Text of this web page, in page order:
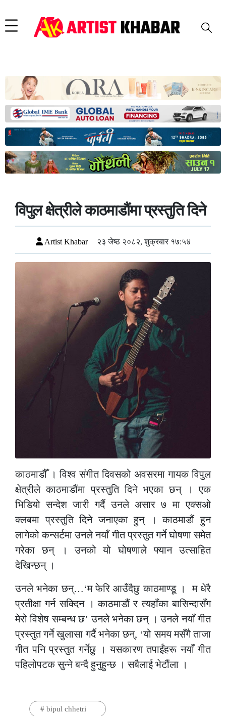
विपुल क्षेत्रीले काठमाडौंमा प्रस्तुति दिने
Artist Khabar २३ जेष्ठ २०८२, शुक्रबार १७:५४
काठमाडौँ । विश्व संगीत दिवसको अवसरमा गायक विपुल
क्षेत्रीले काठमाडौंमा प्रस्तुति दिने भएका छन् । एक
भिडियो सन्देश जारी गर्दै उनले असार ७ मा एक्सओ
क्लबमा प्रस्तुति दिने जनाएका हुन् । काठमाडौं हुन
लागेको कन्सर्टमा उनले नयाँ गीत प्रस्तुत गर्ने घोषणा समेत
गरेका छन् । उनको यो घोषणाले फ्यान उत्साहित
देखिन्छन् ।
उनले भनेका छन्…‘म फेरि आउँदैछु काठमाण्डू । म धेरै
प्रतीक्षा गर्न सक्दिन । काठमाडौं र त्यहाँका बासिन्दासँग
मेरो विशेष सम्बन्ध छ’ उनले भनेका छन् । उनले नयाँ गीत
प्रस्तुत गर्ने खुलासा गर्दै भनेका छन्, ‘यो समय मसँगै ताजा
गीत पनि प्रस्तुत गर्नेछु । यसकारण तपाईंहरू नयाँ गीत
पहिलोपटक सुन्ने बन्दै हुनुहुन्छ । सबैलाई भेटौंला ।
# bipul chhetri